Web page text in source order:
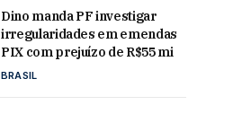
Dino manda PF investigar
irregularidades em emendas
PIX com prejuízo de R$55 mi
BRASIL